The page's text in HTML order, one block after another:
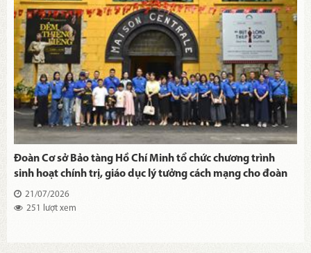
Đoàn Cơ sở Bảo tàng Hồ Chí Minh tổ chức chương trình
sinh hoạt chính trị, giáo dục lý tưởng cách mạng cho đoàn
viên, thanh niên tại Di tích Nhà tù Hỏa Lò
21/07/2026
251 lượt xem